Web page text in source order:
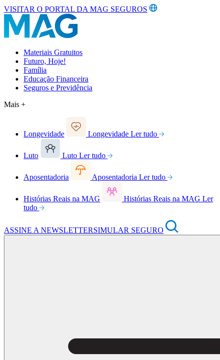
VISITAR O PORTAL DA MAG SEGUROS
Materiais Gratuitos
Futuro, Hoje!
Família
Educação Financeira
Seguros e Previdência
Mais +
Longevidade Longevidade Ler tudo
Luto Luto Ler tudo
Aposentadoria Aposentadoria Ler tudo
Histórias Reais na MAG Histórias Reais na MAG Ler
tudo
ASSINE A NEWSLETTERSIMULAR SEGURO